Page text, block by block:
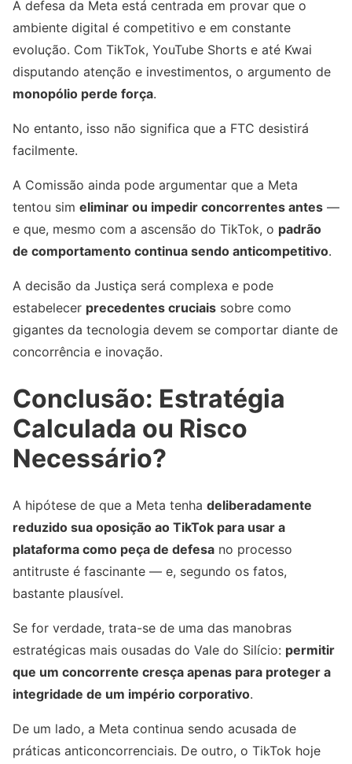
A defesa da Meta está centrada em provar que o
ambiente digital é competitivo e em constante
evolução. Com TikTok, YouTube Shorts e até Kwai
disputando atenção e investimentos, o argumento de
monopólio perde força.
No entanto, isso não significa que a FTC desistirá
facilmente.
A Comissão ainda pode argumentar que a Meta
tentou sim eliminar ou impedir concorrentes antes —
e que, mesmo com a ascensão do TikTok, o padrão
de comportamento continua sendo anticompetitivo.
A decisão da Justiça será complexa e pode
estabelecer precedentes cruciais sobre como
gigantes da tecnologia devem se comportar diante de
concorrência e inovação.
Conclusão: Estratégia
Calculada ou Risco
Necessário?
A hipótese de que a Meta tenha deliberadamente
reduzido sua oposição ao TikTok para usar a
plataforma como peça de defesa no processo
antitruste é fascinante — e, segundo os fatos,
bastante plausível.
Se for verdade, trata-se de uma das manobras
estratégicas mais ousadas do Vale do Silício: permitir
que um concorrente cresça apenas para proteger a
integridade de um império corporativo.
De um lado, a Meta continua sendo acusada de
práticas anticoncorrenciais. De outro, o TikTok hoje